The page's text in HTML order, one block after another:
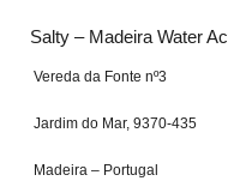
Salty – Madeira Water
Vereda da Fonte nº3
Jardim do Mar, 9370-435
Madeira – Portugal